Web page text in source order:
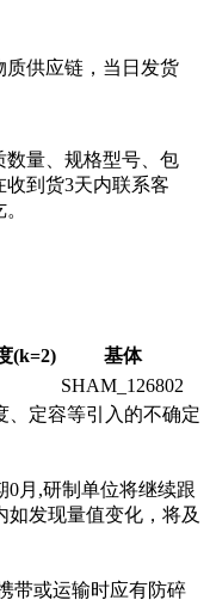
质供应链，当日发货
数量、规格型号、包
到货3天内联系客
(k=2)
基体
SHAM_126802
、定容等引入的不确定
0月,研制单位将继续跟
如发现量值变化，将及
带或运输时应有防碎